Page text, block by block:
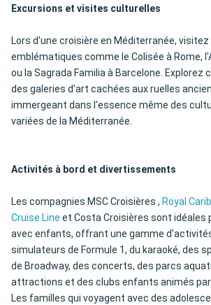
Excursions et visites culturelles
Lors d'une croisière en Méditerranée,
emblématiques comme le Colisée à Rome,
ou la Sagrada Familia à Barcelone. Explorez
des galeries d'art cachées aux ruelles
immergeant dans l'essence même des
variées de la Méditerranée.
Activités à bord et divertissements
Les compagnies MSC Croisières , Royal
Cruise Line et Costa Croisières sont idéales
avec enfants, offrant une gamme
simulateurs de Formule 1, du karaoké, des
de Broadway, des concerts, des parcs
attractions et des clubs enfants animés
Les familles qui voyagent avec des